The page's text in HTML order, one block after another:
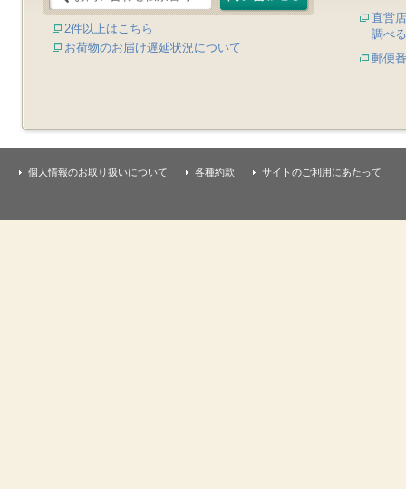
2件以上はこちら
お荷物のお届け遅延状況について
直営
調べる
郵便
個人情報のお取り扱いについて 各種約款 サイトのご利用にあたって